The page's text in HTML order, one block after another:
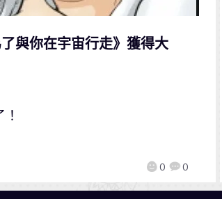
與你在宇宙行走》獲得大
0 0